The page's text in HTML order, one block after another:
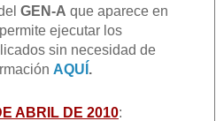
GEN-A que aparece en
ejecutar los
sin necesidad de
AQUÍ .
ABRIL DE 2010: